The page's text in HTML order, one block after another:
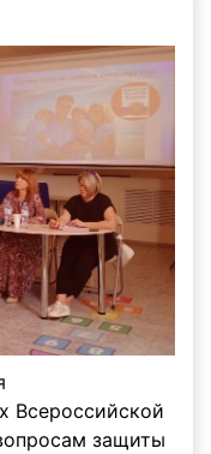
Всероссийской
защиты